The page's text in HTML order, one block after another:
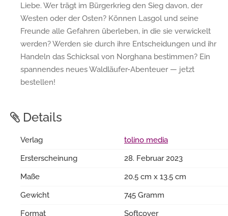
Liebe. Wer trägt im Bürgerkrieg den Sieg davon, der
Westen oder der Osten? Können Lasgol und seine
Freunde alle Gefahren überleben, in die sie verwickelt
werden? Werden sie durch ihre Entscheidungen und ihr
Handeln das Schicksal von Norghana bestimmen? Ein
spannendes neues Waldläufer-Abenteuer — jetzt
bestellen!
Details
Verlag
tolino media
Ersterscheinung
28. Februar 2023
Maße
20.5 cm x 13.5 cm
Gewicht
745 Gramm
Format
Softcover